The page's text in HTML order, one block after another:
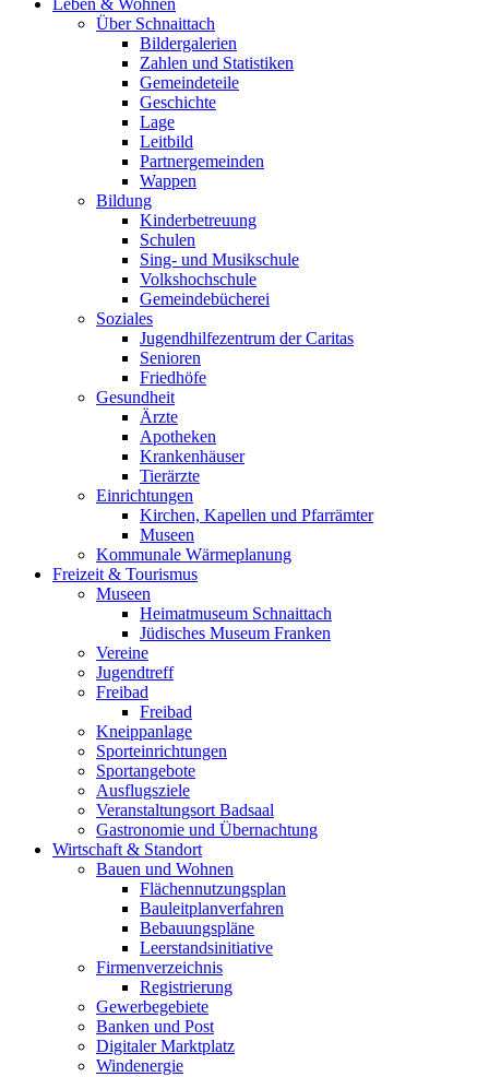
Leben & Wohnen
Über Schnaittach
Bildergalerien
Zahlen und Statistiken
Gemeindeteile
Geschichte
Lage
Leitbild
Partnergemeinden
Wappen
Bildung
Kinderbetreuung
Schulen
Sing- und Musikschule
Volkshochschule
Gemeindebücherei
Soziales
Jugendhilfezentrum der Caritas
Senioren
Friedhöfe
Gesundheit
Ärzte
Apotheken
Krankenhäuser
Tierärzte
Einrichtungen
Kirchen, Kapellen und Pfarrämter
Museen
Kommunale Wärmeplanung
Freizeit & Tourismus
Museen
Heimatmuseum Schnaittach
Jüdisches Museum Franken
Vereine
Jugendtreff
Freibad
Freibad
Kneippanlage
Sporteinrichtungen
Sportangebote
Ausflugsziele
Veranstaltungsort Badsaal
Gastronomie und Übernachtung
Wirtschaft & Standort
Bauen und Wohnen
Flächennutzungsplan
Bauleitplanverfahren
Bebauungspläne
Leerstandsinitiative
Firmenverzeichnis
Registrierung
Gewerbegebiete
Banken und Post
Digitaler Marktplatz
Windenergie